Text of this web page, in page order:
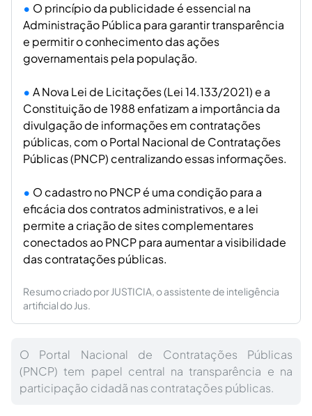
O princípio da publicidade é essencial na
Administração Pública para garantir transparência
e permitir o conhecimento das ações
governamentais pela população.
A Nova Lei de Licitações (Lei 14.133/2021) e a
Constituição de 1988 enfatizam a importância da
divulgação de informações em contratações
públicas, com o Portal Nacional de Contratações
Públicas (PNCP) centralizando essas informações.
O cadastro no PNCP é uma condição para a
eficácia dos contratos administrativos, e a lei
permite a criação de sites complementares
conectados ao PNCP para aumentar a visibilidade
das contratações públicas.
Resumo criado por JUSTICIA, o assistente de inteligência
artificial do Jus.
O Portal Nacional de Contratações Públicas
(PNCP) tem papel central na transparência e na
participação cidadã nas contratações públicas.